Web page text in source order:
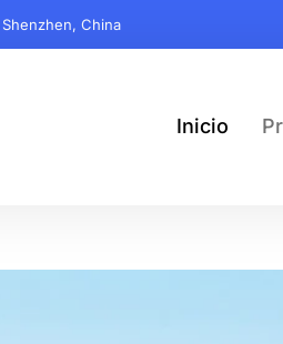
China
Inicio